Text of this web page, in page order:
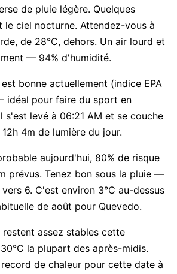
de pluie légère. Quelques
le ciel nocturne. Attendez-vous à
de 28°C, dehors. Un air lourd et
— 94% d'humidité.
bonne actuellement (indice EPA
idéal pour faire du sport en
s'est levé à 06:21 AM et se couche
4m de lumière du jour.
aujourd'hui, 80% de risque
prévus. Tenez bon sous la pluie —
6. C'est environ 3°C au-dessus
de août pour Quevedo.
restent assez stables cette
la plupart des après-midis.
de chaleur pour cette date à